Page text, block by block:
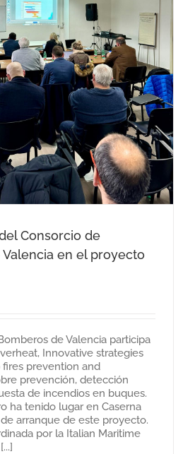
Consorcio de
en el proyecto
de Valencia participa
Innovative strategies
prevention and
prevención, detección
de incendios en buques.
ha tenido lugar en Caserna
arranque de este proyecto.
por la Italian Maritime